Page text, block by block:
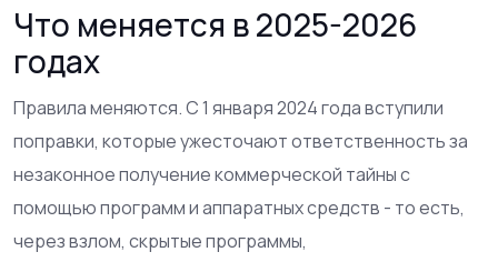
Что меняется в 2025-2026
годах
Правила меняются. С 1 января 2024 года вступили
поправки, которые ужесточают ответственность за
незаконное получение коммерческой тайны с
помощью программ и аппаратных средств - то есть,
через взлом, скрытые программы,